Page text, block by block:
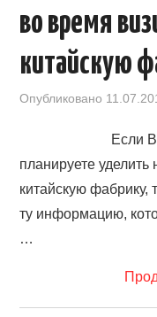
во время
китайскую
Опубликовано
Если Вы во
планируете уделить
китайскую фабрику,
ту информацию,
…